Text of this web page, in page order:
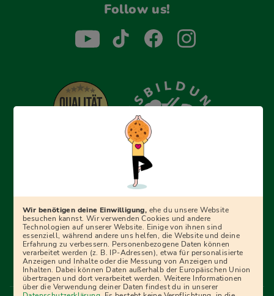
Follow us!
Erfolgreich bewerben mit Ausbildungspark: Wir
begleiten dich Schritt für Schritt bei deinem Start in den
Ratgebern und Prüfungspaketen, interaktiven
Videokursen und vielem mehr. Für alle, die was werden
wollen!
Menü Fußleiste
Wir benötigen deine Einwilligung, ehe du unsere Website
besuchen kannst. Wir verwenden Cookies und andere
Technologien auf unserer Website. Einige von ihnen sind
essenziell, während andere uns helfen, die Website und deine
Erfahrung zu verbessern. Personenbezogene Daten können
verarbeitet werden (z. B. IP-Adressen), etwa für personalisierte
Anzeigen und Inhalte oder die Messung von Anzeigen und
Inhalten. Dabei können Daten außerhalb der Europäischen Union
übertragen und dort verarbeitet werden. Weitere Informationen
über die Verwendung deiner Daten findest du in unserer